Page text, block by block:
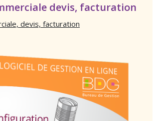
devis, facturation
devis, facturation